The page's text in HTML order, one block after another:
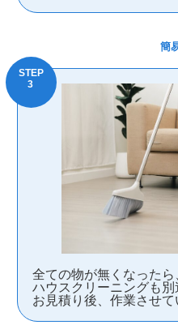
簡
全ての物が無くなったら
ハウスクリーニングも別
お見積り後、作業させて